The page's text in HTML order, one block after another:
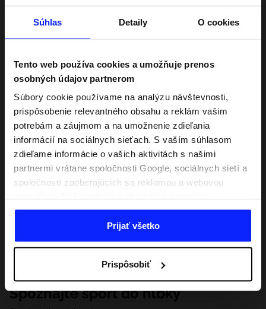
Súhlas Detaily O cookies
Tento web používa cookies a umožňuje prenos
osobných údajov partnerom
Súbory cookie používame na analýzu návštevnosti,
prispôsobenie relevantného obsahu a reklám vašim
potrebám a záujmom a na umožnenie zdieľania
informácií na sociálnych sieťach. S vaším súhlasom
zdieľame informácie o vašich aktivitách s našimi
partnermi vrátane spoločnosti Google, sociálnych sietí a
spoločností zaoberajúcich sa reklamou a webovou
kombinovať s inými, ktoré poskytnete mimo tejto
webovej stránky, ako aj s údajmi, ktoré získajú v
dôsledku vášho používania ich služieb. S vaším
našim partnerom, aby sme zacielili a zlepšili spôsob
zobrazovania online reklamy, vykonali analytický
prieskum, upravili obsah a zlepšili riešenia ponúkané
Prijať všetko
Prispôsobiť
Spoznajte šport do hĺbky